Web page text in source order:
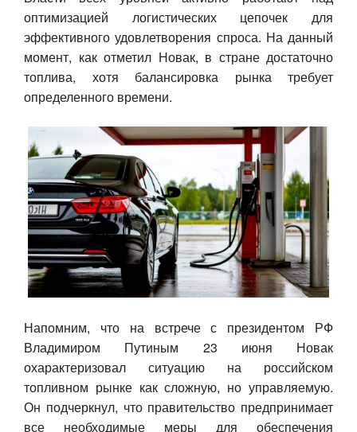
Спорт
Контакты
оптимизацией логистических цепочек для
эффективного удовлетворения спроса. На данный
момент, как отметил Новак, в стране достаточно
топлива, хотя балансировка рынка требует
определенного времени.
Напомним, что на встрече с президентом РФ
Владимиром Путиным 23 июня Новак
охарактеризовал ситуацию на российском
топливном рынке как сложную, но управляемую.
Он подчеркнул, что правительство предпринимает
все необходимые меры для обеспечения